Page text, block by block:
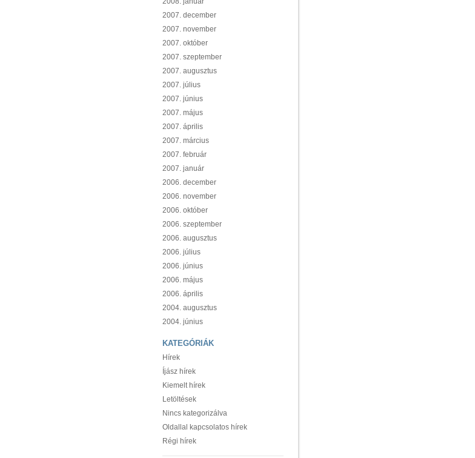
2007. december
2007. november
2007. október
2007. szeptember
2007. augusztus
2007. július
2007. június
2007. május
2007. április
2007. március
2007. február
2007. január
2006. december
2006. november
2006. október
2006. szeptember
2006. augusztus
2006. július
2006. június
2006. május
2006. április
2004. augusztus
2004. június
KATEGÓRIÁK
Hírek
Íjász hírek
Kiemelt hírek
Letöltések
Nincs kategorizálva
Oldallal kapcsolatos hírek
Régi hírek